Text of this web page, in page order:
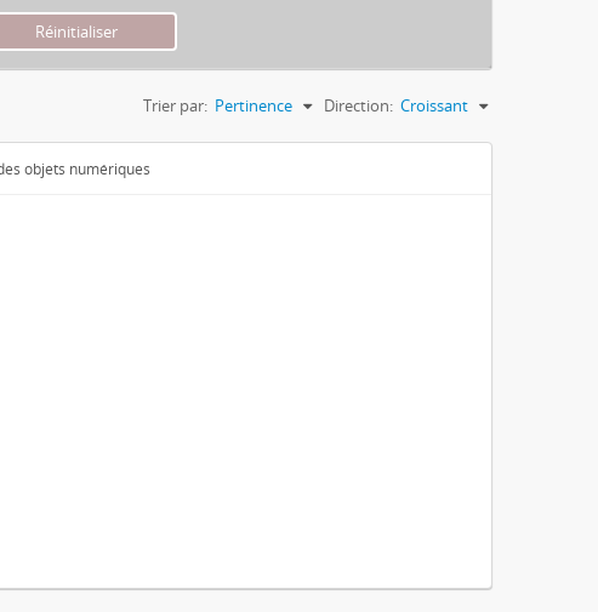
Trier par: Pertinence Direction: Croissant
objets numériques